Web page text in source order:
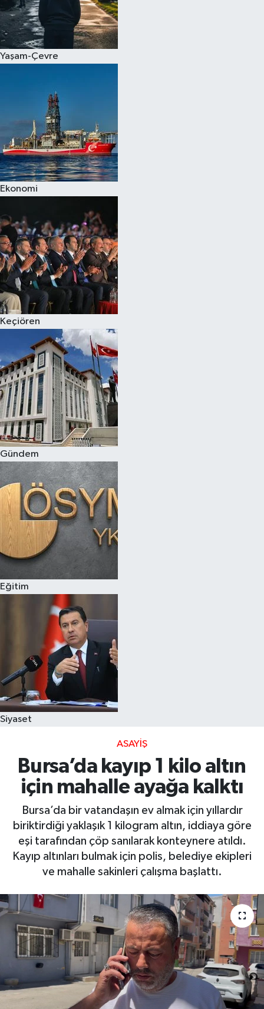
Yaşam-Çevre
Ekonomi
Keçiören
Gündem
Eğitim
Siyaset
ASAYIŞ
Bursa’da kayıp 1 kilo altın
için mahalle ayağa kalktı
Bursa’da bir vatandaşın ev almak için yıllardır
biriktirdiği yaklaşık 1 kilogram altın, iddiaya göre
eşi tarafından çöp sanılarak konteynere atıldı.
Kayıp altınları bulmak için polis, belediye ekipleri
ve mahalle sakinleri çalışma başlattı.